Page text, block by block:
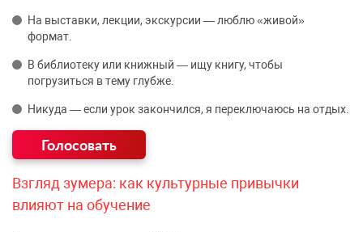
На выставки, лекции, экскурсии — люблю «живой»
формат.
В библиотеку или книжный — ищу книгу, чтобы
погрузиться в тему глубже.
Никуда — если урок закончился, я переключаюсь на отдых.
Взгляд зумера: как культурные привычки
влияют на обучение